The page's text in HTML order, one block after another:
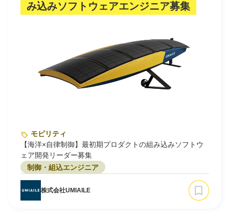
み込みソフトウェアエンジニア募集
モビリティ
【海洋×自律制御】最初期プロダクトの組み込みソフトウ
ェア開発リーダー募集
制御・組込エンジニア
株式会社UMIAILE